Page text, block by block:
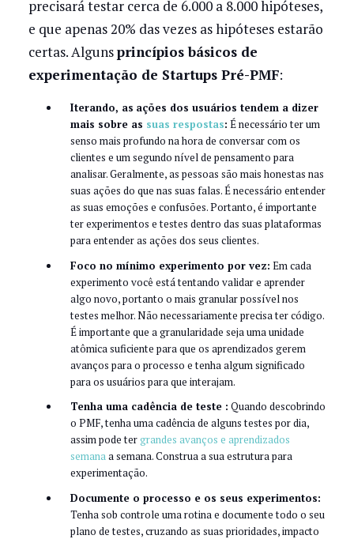
precisará testar cerca de 6.000 a 8.000 hipóteses,
e que apenas 20% das vezes as hipóteses estarão
certas. Algunsprincípios básicos de
experimentação de Startups Pré-PMF:
Iterando, as ações dos usuários tendem a dizer
mais sobre as suas respostas: É necessário ter um
senso mais profundo na hora de conversar com os
clientes e um segundo nível de pensamento para
analisar. Geralmente, as pessoas são mais honestas nas
suas ações do que nas suas falas. É necessário entender
as suas emoções e confusões. Portanto, é importante
ter experimentos e testes dentro das suas plataformas
para entender as ações dos seus clientes.
Foco no mínimo experimento por vez: Em cada
experimento você está tentando validar e aprender
algo novo, portanto o mais granular possível nos
testes melhor. Não necessariamente precisa ter código.
É importante que a granularidade seja uma unidade
atômica suficiente para que os aprendizados gerem
avanços para o processo e tenha algum significado
para os usuários para que interajam.
Tenha uma cadência de teste : Quando descobrindo
o PMF, tenha uma cadência de alguns testes por dia,
assim pode tergrandes avanços e aprendizados
semanaa semana. Construa a sua estrutura para
experimentação.
Documente o processo e os seus experimentos:
Tenha sob controle uma rotina e documente todo o seu
plano de testes, cruzando as suas prioridades, impacto